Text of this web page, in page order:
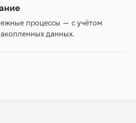
процессы — с учётом
данных.